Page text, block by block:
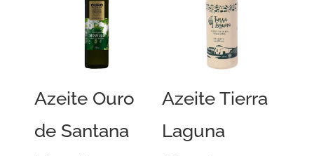
Azeite Ouro
de Santana
Azeite Tierra
Laguna